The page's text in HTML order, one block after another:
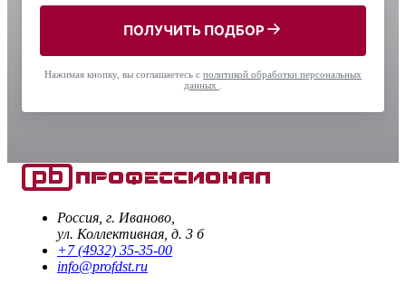
ПОЛУЧИТЬ ПОДБОР
Нажимая кнопку, вы соглашаетесь с политикой обработки персональных
данных
Россия, г. Иваново,
ул. Коллективная, д. 3 б
+7 (4932) 35-35-00
info@profdst.ru